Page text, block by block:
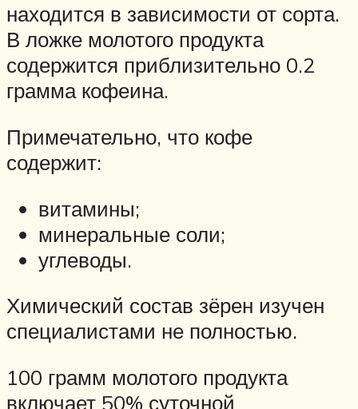
находится в зависимости от сорта.
В ложке молотого продукта
содержится приблизительно 0.2
грамма кофеина.
Примечательно, что кофе
содержит:
витамины;
минеральные соли;
углеводы.
Химический состав зёрен изучен
специалистами не полностью.
100 грамм молотого продукта
включает 50% суточной